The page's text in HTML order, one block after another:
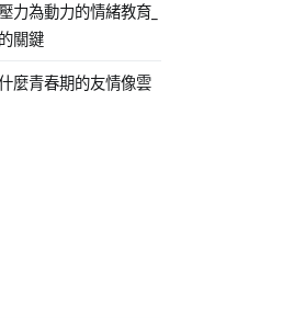
力為動力的情緒教育_
關鍵
麼青春期的友情像雲